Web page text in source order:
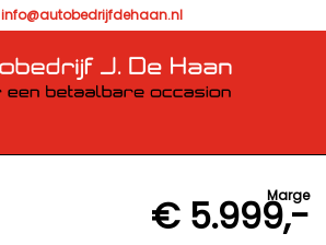
info@autobedrijfdehaan.nl
Marge
€ 5.999,-